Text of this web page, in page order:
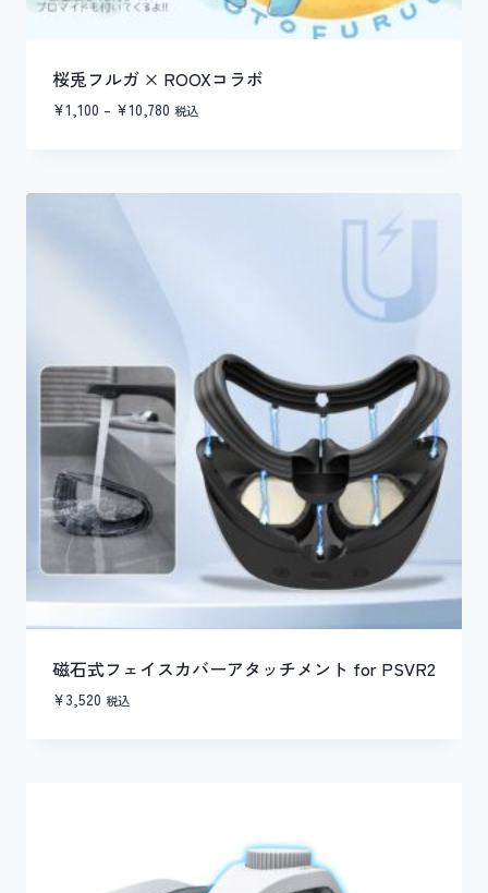
桜兎フルガ × ROOXコラボ
¥1,100 – ¥10,780 価
税込
磁石式フェイスカバーアタッチメント for PSVR2
¥3,520 税込